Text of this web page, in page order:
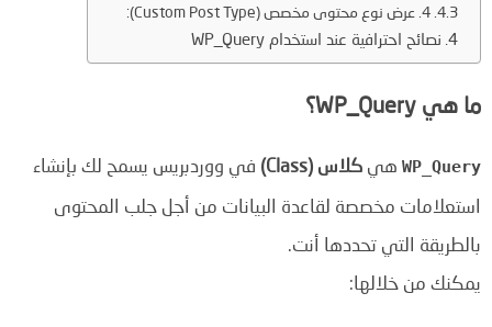
4. عرض نوع محتوى مخصص (Custom Post Type):
نصائح احترافية عند استخدام WP_Query
ما هي WP_Query؟
WP_Query هي كلاس (Class)
في ووردبريس يسمح لك بإنشاء
استعلامات مخصصة لقاعدة البيانات من أجل جلب المحتوى
بالطريقة التي تحددها أنت.
يمكنك من خلالها: